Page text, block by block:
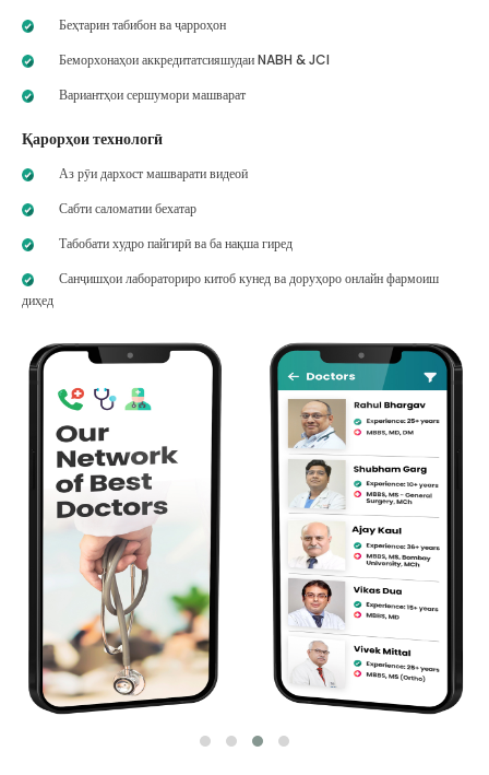
Беҳтарин табибон ва ҷарроҳон
Беморхонаҳои аккредитатсияшудаи NABH & JCI
Вариантҳои сершумори машварат
Қарорҳои технологӣ
Аз рӯи дархост машварати видеоӣ
Сабти саломатии бехатар
Табобати худро пайгирӣ ва ба нақша гиред
Санҷишҳои лабораториро китоб кунед ва доруҳоро онлайн фармоиш
диҳед